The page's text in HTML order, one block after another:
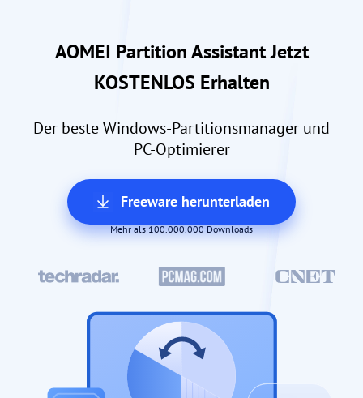
AOMEI Partition Assistant Jetzt
KOSTENLOS Erhalten
Der beste Windows-Partitionsmanager und
PC-Optimierer
Freeware herunterladen
Mehr als 100.000.000 Downloads